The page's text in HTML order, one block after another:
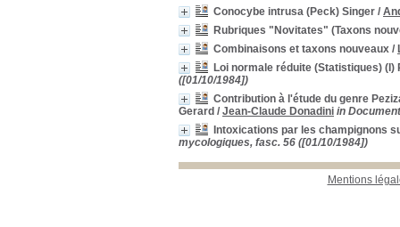
Conocybe intrusa (Peck) Singer /
Rubriques "Novitates" (Taxons
Combinaisons et taxons nouveaux /
Loi normale réduite (Statistiques) (I)
([01/10/1984])
Contribution à l'étude du genre
Gerard / Jean-Claude Donadini in
Intoxications par les champignons
mycologiques, fasc. 56 ([01/10/1984])
Mentions